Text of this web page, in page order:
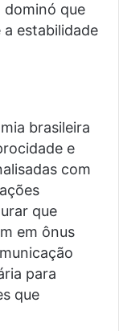
dominó que
estabilidade
brasileira
e
com
que
em ônus
para
que